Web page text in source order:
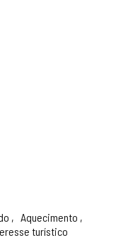
Aquecimento
turístico